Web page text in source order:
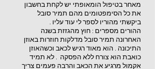
מאחר בטיפול הומאופתי יש לקחת בחשבון
את כל הסימפטומים מהם תמיר סובל
ביקשתי מהוריו לספר לי עוד עליו .
ההורים מספרים : חוץ מהגזזת בשנה
האחרונה תמיר סובל מדלקות חוזרות באוזן
התיכונה . הוא מאוד רגיש לכאב וכשהאוזן
כואבת הוא צורח ללא הפסקה . לא תמיד
אקמול מרגיע את הכאב והרבה פעמים צריך